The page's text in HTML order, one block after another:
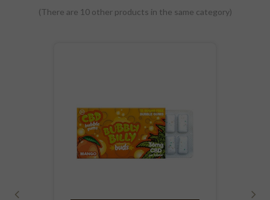
(There are 10 other products in the same category)